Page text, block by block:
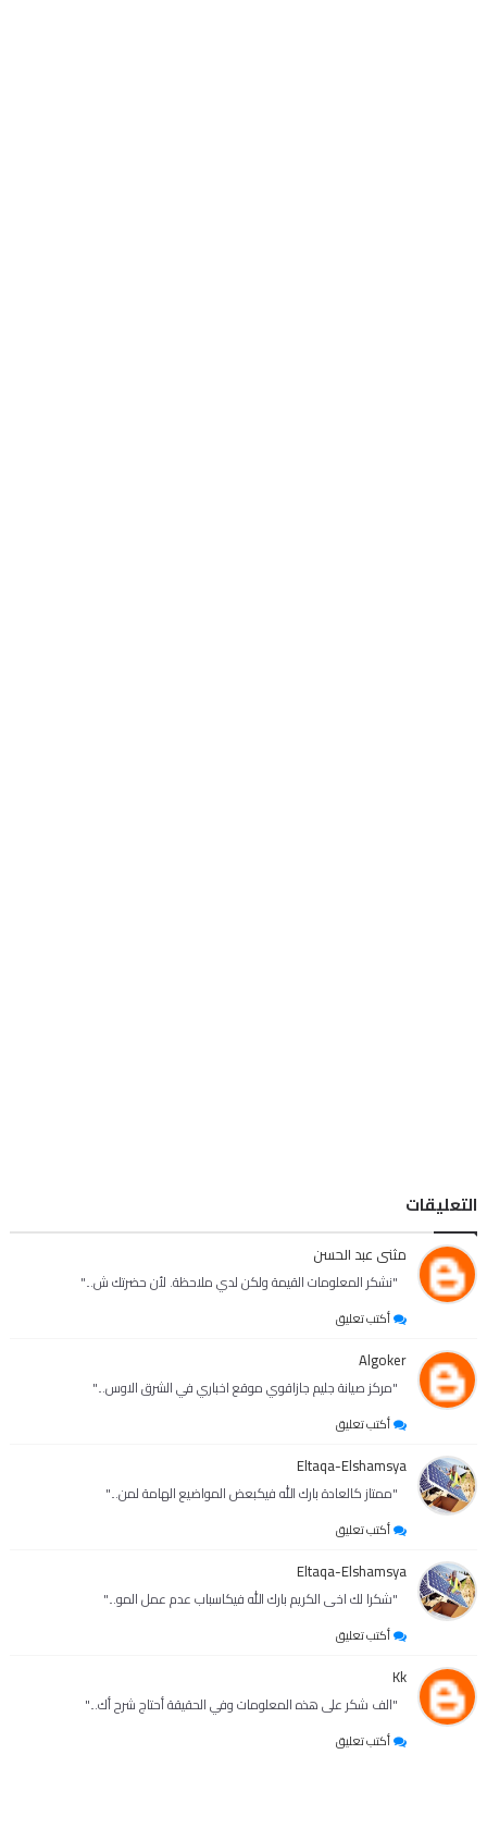
التعليقات
مثنى عبد الحسن
"نشكر المعلومات القيمة ولكن لدي ملاحظة. لأن حضرتك ش..."
أكتب تعليق
Algoker
"مركز صيانة جليم جازاقوي موقع اخباري في الشرق الاوس..."
أكتب تعليق
Eltaqa-Elshamsya
"ممتاز كالعادة بارك الله فيكبعض المواضيع الهامة لمن..."
أكتب تعليق
Eltaqa-Elshamsya
"شكرا لك اخى الكريم بارك الله فيكاسباب عدم عمل المو..."
أكتب تعليق
Kk
"الف شكر على هذه المعلومات وفي الحقيقة أحتاج شرح أك..."
أكتب تعليق